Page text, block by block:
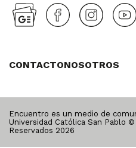
CONTACTONOSOTROS
Encuentro es un medio de
Universidad Católica San Pablo
Reservados 2026